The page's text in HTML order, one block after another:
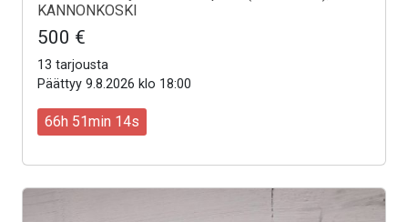
KANNONKOSKI
500 €
13 tarjousta
Päättyy 9.8.2026 klo 18:00
66h 51min 12s